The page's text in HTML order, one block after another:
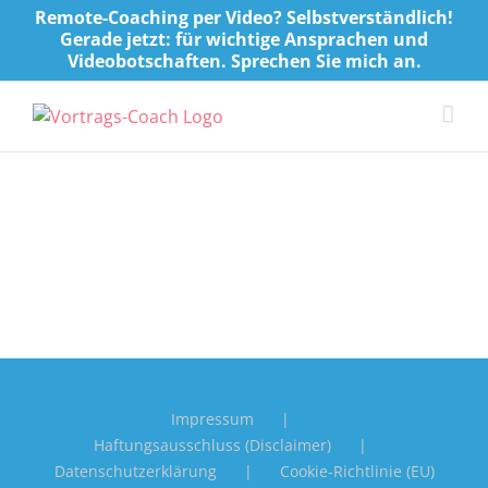
Remote-Coaching per Video? Selbstverständlich!
Gerade jetzt: für wichtige Ansprachen und
Videobotschaften. Sprechen Sie mich an.
Impressum
Haftungsausschluss (Disclaimer)
Datenschutzerklärung
Cookie-Richtlinie (EU)